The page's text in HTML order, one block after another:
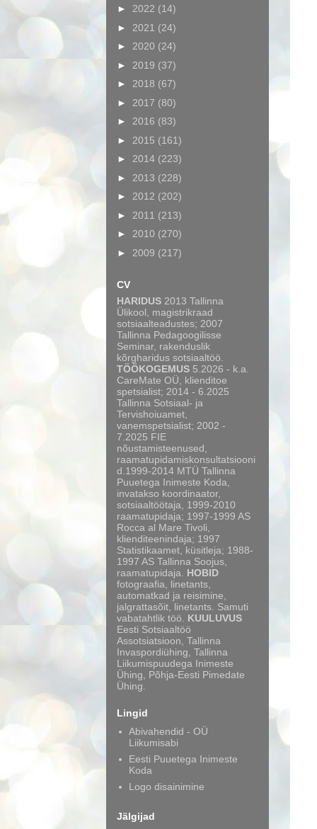
► 2022 (14)
► 2021 (24)
► 2020 (24)
► 2019 (37)
► 2018 (67)
► 2017 (80)
► 2016 (83)
► 2015 (161)
► 2014 (223)
► 2013 (228)
► 2012 (202)
► 2011 (213)
► 2010 (270)
► 2009 (217)
CV
HARIDUS 2013 Tallinna
Ülikool, magistrikraad
sotsiaalteadustes; 2007
Tallinna Pedagoogilisse
Seminar, rakenduslik
kõrgharidus sotsiaaltöö.
TÖÖKOGEMUS 5.2026 - k.a.
CareMate OÜ, klienditoe
spetsialist; 2014 - 6.2025
Tallinna Sotsiaal- ja
Tervishoiuamet,
vanemspetsialist; 2002 -
7.2025 FIE
nõustamisteenused,
raamatupidamiskonsultatsiooni
d.1999-2014 MTÜ Tallinna
Puuetega Inimeste Koda,
invatakso koordinaator,
sotsiaaltöötaja, 1999-2010
raamatupidaja; 1997-1999 AS
Rocca al Mare Tivoli,
klienditeenindaja; 1997
Statistikaamet, küsitleja; 1988-
1997 AS Tallinna Soojus,
raamatupidaja. HOBID
fotograafia, linetants,
automatkad ja reisimine,
jalgrattasõit, linetants. Samuti
vabatahtlik töö. KUULUVUS
Eesti Sotsiaaltöö
Assotsiatsioon, Tallinna
Invaspordiühing, Tallinna
Liikumispuudega Inimeste
Ühing, Põhja-Eesti Pimedate
Ühing.
Lingid
Abivahendid - OÜ
Liikumisabi
Eesti Puuetega Inimeste
Koda
Logo disainimine
Jälgijad